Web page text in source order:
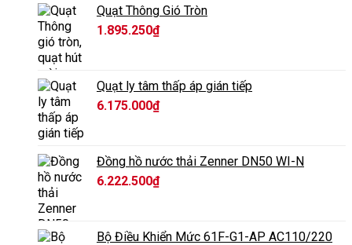
Quạt Thông Gió Tròn
1.895.250₫
Quạt ly tâm thấp áp gián tiếp
6.175.000₫
Đồng hồ nước thải Zenner DN50 WI-N
6.222.500₫
Bộ Điều Khiển Mức 61F-G1-AP AC110/220